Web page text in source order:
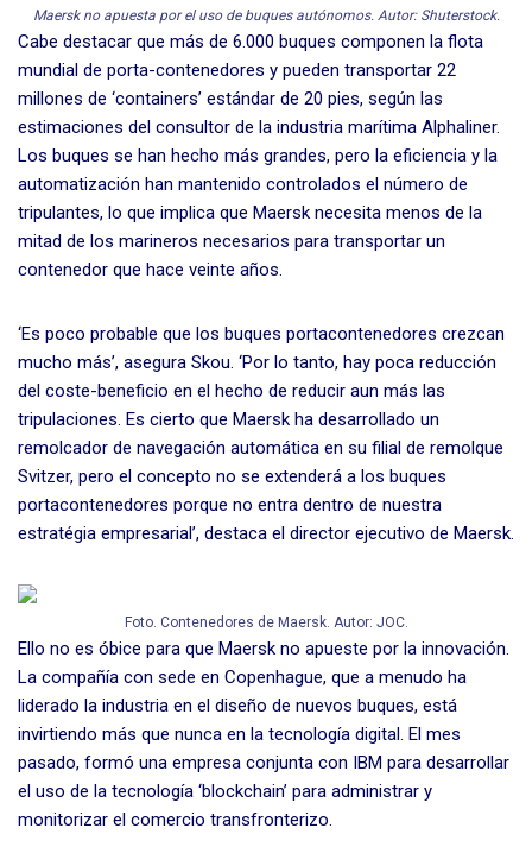
Maersk no apuesta por el uso de buques autónomos. Autor: Shuterstock.
Cabe destacar que más de 6.000 buques componen la flota
mundial de porta-contenedores y pueden transportar 22
millones de ‘containers’ estándar de 20 pies, según las
estimaciones del consultor de la industria marítima Alphaliner.
Los buques se han hecho más grandes, pero la eficiencia y la
automatización han mantenido controlados el número de
tripulantes, lo que implica que Maersk necesita menos de la
mitad de los marineros necesarios para transportar un
contenedor que hace veinte años.
‘Es poco probable que los buques portacontenedores crezcan
mucho más’, asegura Skou. ‘Por lo tanto, hay poca reducción
del coste-beneficio en el hecho de reducir aun más las
tripulaciones. Es cierto que Maersk ha desarrollado un
remolcador de navegación automática en su filial de remolque
Svitzer, pero el concepto no se extenderá a los buques
portacontenedores porque no entra dentro de nuestra
estratégia empresarial’, destaca el director ejecutivo de Maersk.
Foto. Contenedores de Maersk. Autor: JOC.
Ello no es óbice para que Maersk no apueste por la innovación.
La compañía con sede en Copenhague, que a menudo ha
liderado la industria en el diseño de nuevos buques, está
invirtiendo más que nunca en la tecnología digital. El mes
pasado, formó una empresa conjunta con IBM para desarrollar
el uso de la tecnología ‘blockchain’ para administrar y
monitorizar el comercio transfronterizo.